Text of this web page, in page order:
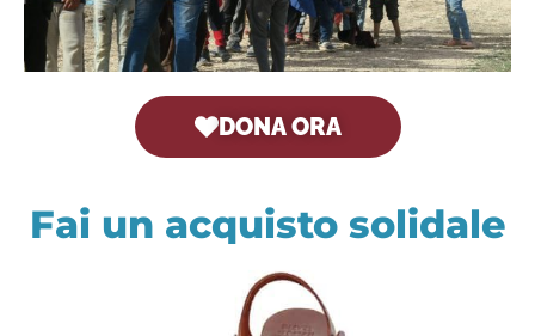
DONA ORA
Fai un acquisto solidale